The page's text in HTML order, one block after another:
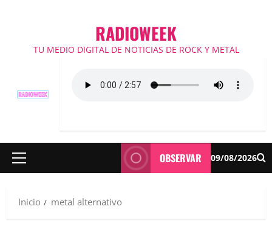
RADIOWEEK
TU MEDIO DIGITAL DE NOTICIAS DE ROCK Y METAL
Menú
OBSERVAR 09/08/2026
Inicio metal alternativo